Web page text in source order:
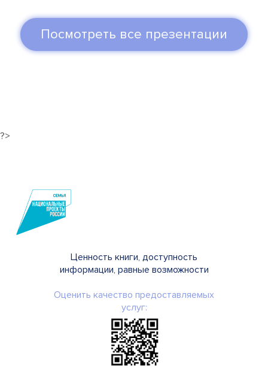
Посмотреть все презентации
?>
Ценность книги, доступность
информации, равные возможности
Оценить качество предоставляемых
услуг: